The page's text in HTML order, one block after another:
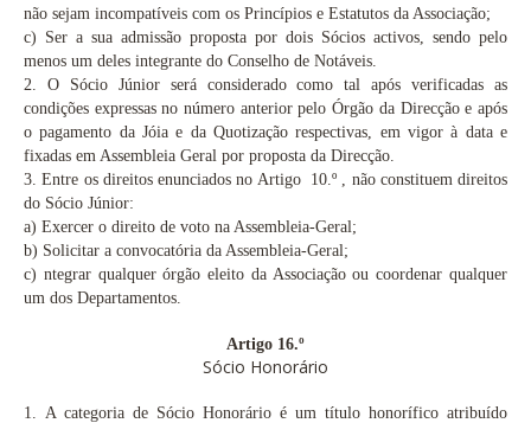
não sejam incompatíveis com os Princípios e Estatutos da Associação;
c) Ser a sua admissão proposta por dois Sócios activos, sendo pelo
menos um deles integrante do Conselho de Notáveis.
2.
O Sócio Júnior será considerado como tal após verificadas as
condições expressas no número anterior pelo Órgão da Direcção e após
o pagamento da Jóia e da Quotização respectivas, em vigor à data e
fixadas em Assembleia Geral por proposta da Direcção.
3. Entre os direitos enunciados no Artigo 10.º
, não constituem direitos
do Sócio Júnior:
a) Exercer o direito de voto na Assembleia-Geral;
b) Solicitar a convocatória da Assembleia-Geral;
c) ntegrar qualquer órgão eleito da Associação ou coordenar qualquer
um dos Departamentos.
Artigo 16.º
Sócio Honorário
1.
A categoria de Sócio Honorário é um título honorífico atribuído